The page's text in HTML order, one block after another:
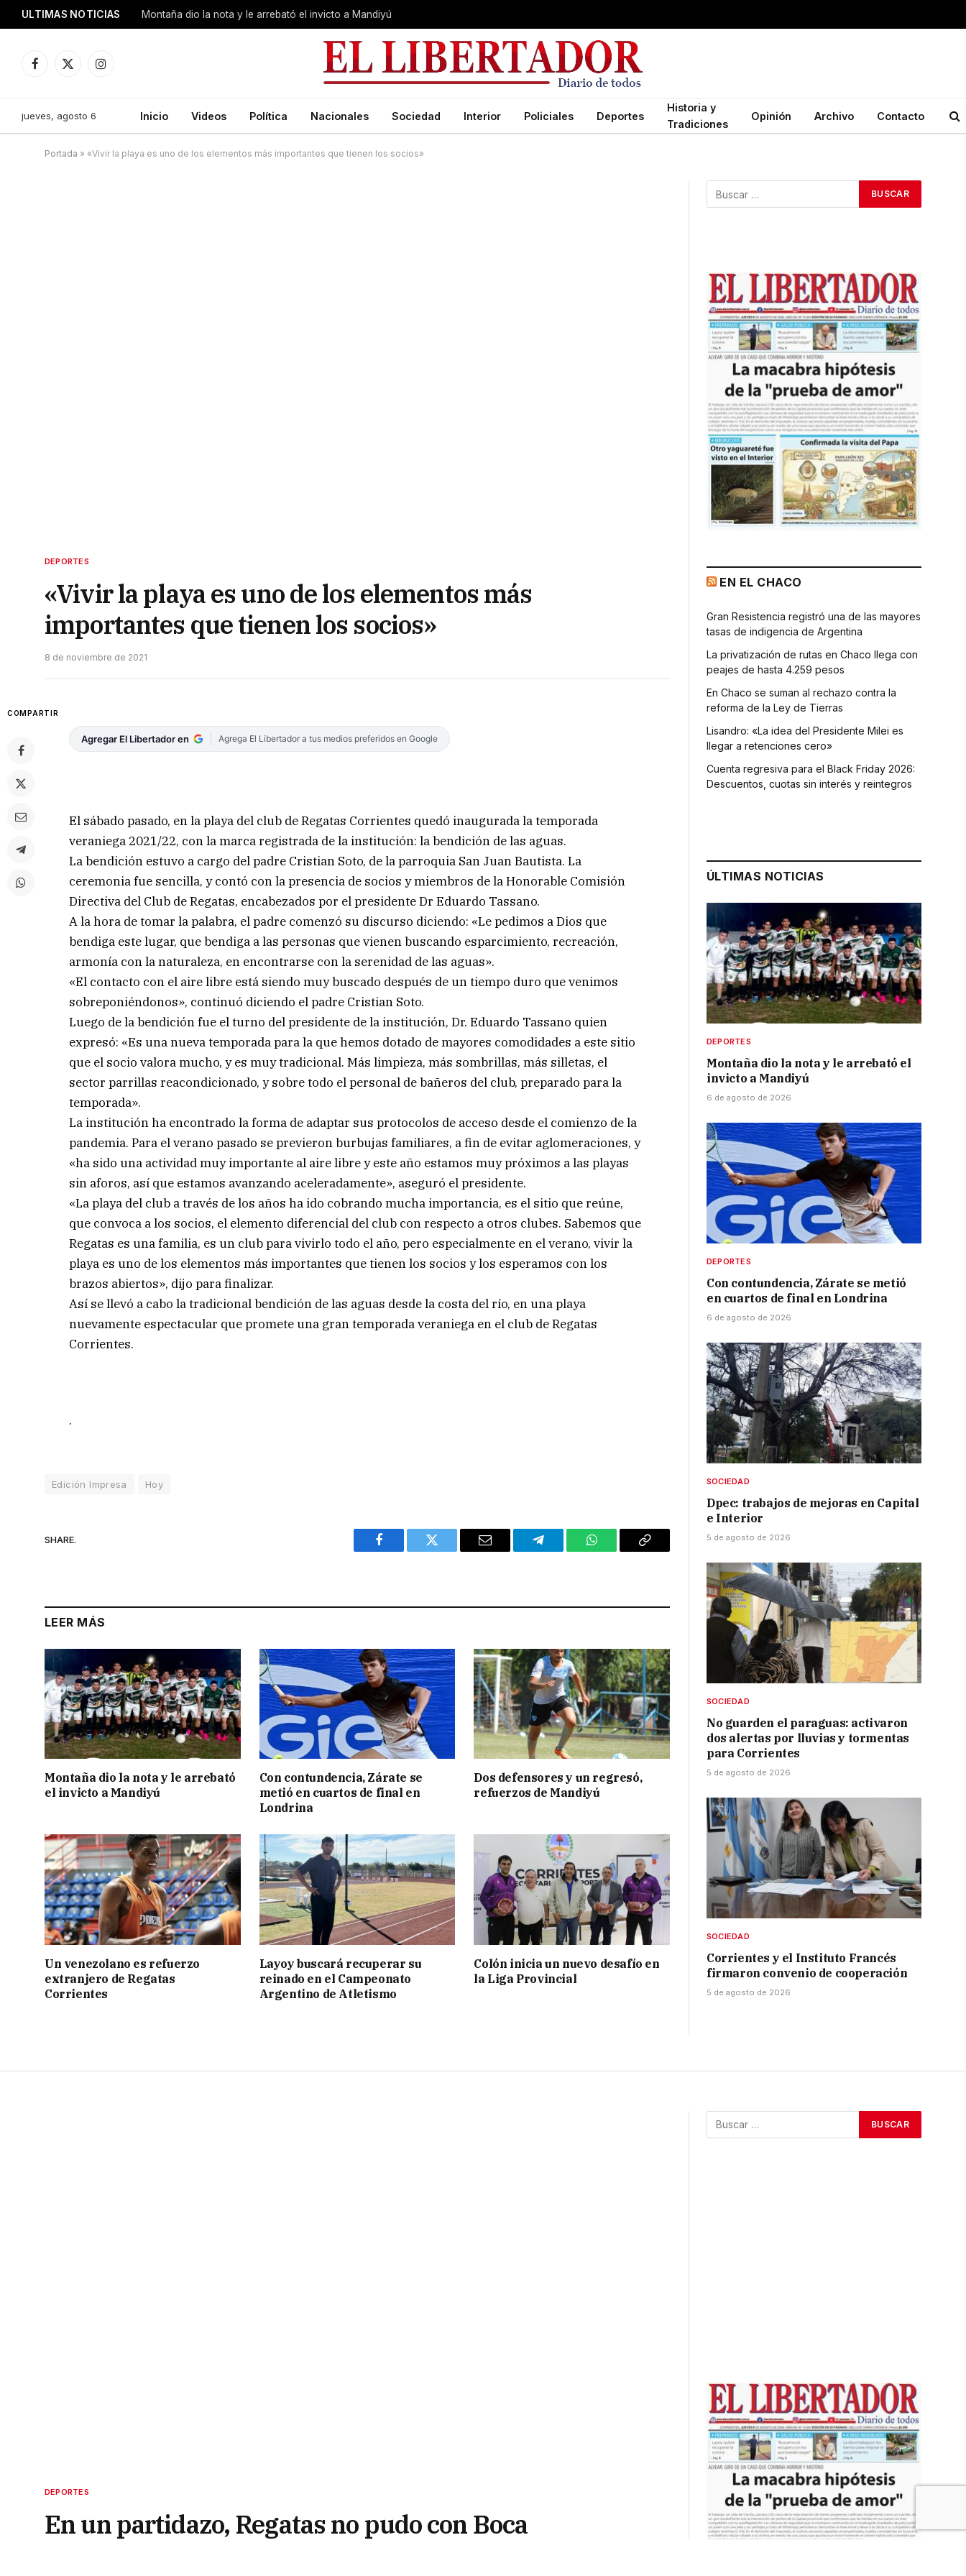
ULTIMAS NOTICIAS Montaña dio la nota y le arrebató el invicto a Mandiyú
Facebook
X
Instagram
jueves, agosto 6 Inicio Videos Política Nacionales Sociedad Interior Policiales Deportes
Historia y
Tradiciones
Opinión Archivo Contacto
Portada » «Vivir la playa es uno de los elementos más importantes que tienen los socios»
DEPORTES
«Vivir la playa es uno de los elementos más
importantes que tienen los socios»
8 de noviembre de 2021
COMPARTIR
Agregar El Libertador en Agrega El Libertador a tus medios preferidos en Google
El sábado pasado, en la playa del club de Regatas Corrientes quedó inaugurada la temporada
veraniega 2021/22, con la marca registrada de la institución: la bendición de las aguas.
La bendición estuvo a cargo del padre Cristian Soto, de la parroquia San Juan Bautista. La
ceremonia fue sencilla, y contó con la presencia de socios y miembros de la Honorable Comisión
Directiva del Club de Regatas, encabezados por el presidente Dr Eduardo Tassano.
A la hora de tomar la palabra, el padre comenzó su discurso diciendo: «Le pedimos a Dios que
bendiga este lugar, que bendiga a las personas que vienen buscando esparcimiento, recreación,
armonía con la naturaleza, en encontrarse con la serenidad de las aguas».
«El contacto con el aire libre está siendo muy buscado después de un tiempo duro que venimos
sobreponiéndonos», continuó diciendo el padre Cristian Soto.
Luego de la bendición fue el turno del presidente de la institución, Dr. Eduardo Tassano quien
expresó: «Es una nueva temporada para la que hemos dotado de mayores comodidades a este sitio
que el socio valora mucho, y es muy tradicional. Más limpieza, más sombrillas, más silletas, el
sector parrillas reacondicionado, y sobre todo el personal de bañeros del club, preparado para la
temporada».
La institución ha encontrado la forma de adaptar sus protocolos de acceso desde el comienzo de la
pandemia. Para el verano pasado se previeron burbujas familiares, a fin de evitar aglomeraciones, y
«ha sido una actividad muy importante al aire libre y este año estamos muy próximos a las playas
sin aforos, así que estamos avanzando aceleradamente», aseguró el presidente.
«La playa del club a través de los años ha ido cobrando mucha importancia, es el sitio que reúne,
que convoca a los socios, el elemento diferencial del club con respecto a otros clubes. Sabemos que
Regatas es una familia, es un club para vivirlo todo el año, pero especialmente en el verano, vivir la
playa es uno de los elementos más importantes que tienen los socios y los esperamos con los
brazos abiertos», dijo para finalizar.
Así se llevó a cabo la tradicional bendición de las aguas desde la costa del río, en una playa
nuevamente espectacular que promete una gran temporada veraniega en el club de Regatas
Corrientes.
.
Edición Impresa Hoy
SHARE.
Facebook Twitter Email Telegram WhatsAppCopy
LEER MÁS
Montaña dio la nota y le arrebató
el invicto a Mandiyú
Con contundencia, Zárate se
metió en cuartos de final en
Londrina
Dos defensores y un regresó,
refuerzos de Mandiyú
Un venezolano es refuerzo
extranjero de Regatas
Corrientes
Layoy buscará recuperar su
reinado en el Campeonato
Argentino de Atletismo
Colón inicia un nuevo desafío en
la Liga Provincial
EN EL CHACO
Gran Resistencia registró una de las mayores
tasas de indigencia de Argentina
La privatización de rutas en Chaco llega con
peajes de hasta 4.259 pesos
En Chaco se suman al rechazo contra la
reforma de la Ley de Tierras
Lisandro: «La idea del Presidente Milei es
llegar a retenciones cero»
Cuenta regresiva para el Black Friday 2026:
Descuentos, cuotas sin interés y reintegros
ÚLTIMAS NOTICIAS
DEPORTES
Montaña dio la nota y le arrebató el
invicto a Mandiyú
6 de agosto de 2026
DEPORTES
Con contundencia, Zárate se metió
en cuartos de final en Londrina
6 de agosto de 2026
SOCIEDAD
Dpec: trabajos de mejoras en Capital
e Interior
5 de agosto de 2026
SOCIEDAD
No guarden el paraguas: activaron
dos alertas por lluvias y tormentas
para Corrientes
5 de agosto de 2026
SOCIEDAD
Corrientes y el Instituto Francés
firmaron convenio de cooperación
5 de agosto de 2026
DEPORTES
En un partidazo, Regatas no pudo con Boca